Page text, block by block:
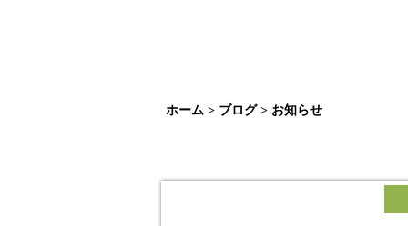
ホーム > ブログ> お知らせ